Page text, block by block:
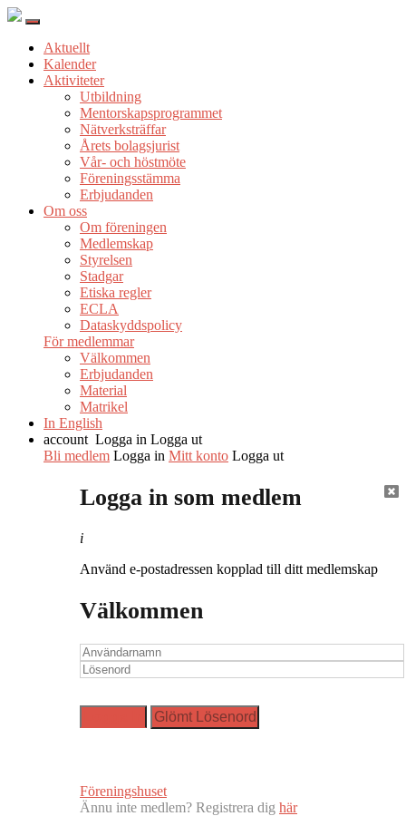
Aktuellt
Kalender
Aktiviteter
Utbildning
Mentorskapsprogrammet
Nätverksträffar
Årets bolagsjurist
Vår- och höstmöte
Föreningsstämma
Erbjudanden
Om oss
Om föreningen
Medlemskap
Styrelsen
Stadgar
Etiska regler
ECLA
Dataskyddspolicy
För medlemmar
Välkommen
Erbjudanden
Material
Matrikel
In English
account Logga in Logga ut
Bli medlem Logga in Mitt konto Logga ut
Logga in som medlem
i
Använd e-postadressen kopplad till ditt medlemskap
Välkommen
Föreningshuset
Ännu inte medlem? Registrera dig här